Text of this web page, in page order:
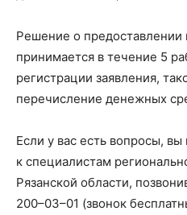
Решение о предоставлении
принимается в течение 5
регистрации заявления,
перечисление денежных
Если у вас есть вопросы,
к специалистам
Рязанской области,
200–03–01 (звонок